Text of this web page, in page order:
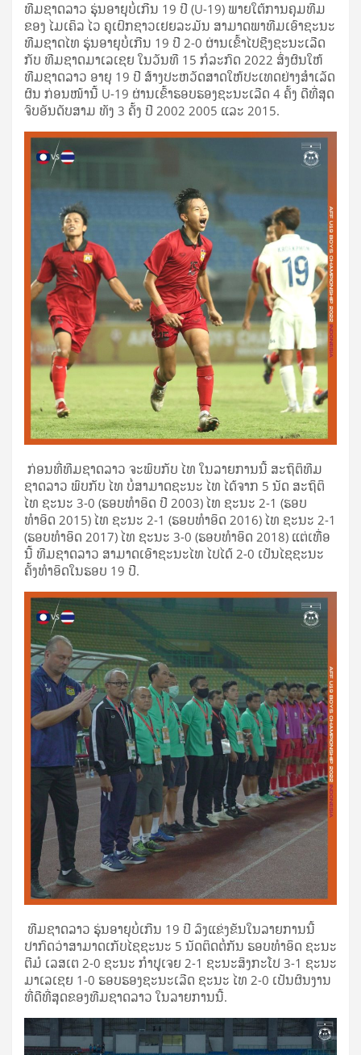
ທີມຊາດລາວ ຮຸ່ນອາຍຸບໍ່ເກີນ 19 ປີ (U-19) ພາຍໃຕ້ການຄຸມທີມ
ຂອງ ໄມເຄິລ ໄວ ຄູເຝິກຊາວເຢຍລະມັນ ສາມາດພາທີມເອົາຊະນະ
ທີມຊາດໄທ ຮຸ່ນອາຍຸບໍ່ເກີນ 19 ປີ 2-0 ຜ່ານເຂົ້າໄປຊີງຊະນະເລີດ
ກັບ ທີມຊາດມາເລເຊຍ ໃນວັນທີ 15 ກໍລະກົດ 2022 ສົ່ງຜົນໃຫ້
ທີມຊາດລາວ ອາຍຸ 19 ປີ ສ້າງປະຫວັດສາດໃຫ້ປະເທດຢ່າງສຳເລັດ
ຜົນ ກ່ອນໜ້ານີ້ U-19 ຜ່ານເຂົ້າຮອບຮອງຊະນະເລີດ 4 ຄັ້ງ ດີທີ່ສຸດ
ຈົບອັນດັບສາມ ທັງ 3 ຄັ້ງ ປີ 2002 2005 ແລະ 2015.
ກ່ອນທີ່ທີມຊາດລາວ ຈະພົບກັບ ໄທ ໃນລາຍການນີ້ ສະຖິຕິທີມ
ຊາດລາວ ພົບກັບ ໄທ ບໍ່ສາມາດຊະນະ ໄທ ໄດ້ຈາກ 5 ນັດ ສະຖິຕິ
ໄທ ຊະນະ 3-0 (ຮອບທຳອິດ ປີ 2003) ໄທ ຊະນະ 2-1 (ຮອບ
ທຳອິດ 2015) ໄທ ຊະນະ 2-1 (ຮອບທຳອິດ 2016) ໄທ ຊະນະ 2-1
(ຮອບທຳອິດ 2017) ໄທ ຊະນະ 3-0 (ຮອບທຳອິດ 2018) ແຕ່ເທື່ອ
ນີ້ ທີມຊາດລາວ ສາມາດເອົາຊະນະໄທ ໄປໄດ້ 2-0 ເປັນໄຊຊະນະ
ຄັ້ງທຳອິດໃນຮອບ 19 ປີ.
ທີມຊາດລາວ ຮຸ່ນອາຍຸບໍ່ເກີນ 19 ປີ ລົງແຂ່ງຂັນໃນລາຍການນີ້
ປາກົດວ່າສາມາດເກັບໄຊຊະນະ 5 ນັດຕິດຕໍ່ກັນ ຮອບທຳອິດ ຊະນະ
ຕີມໍ ເລສເຕ 2-0 ຊະນະ ກຳປູເຈຍ 2-1 ຊະນະສິງກະໂປ 3-1 ຊະນະ
ມາເລເຊຍ 1-0 ຮອບຮອງຊະນະເລີດ ຊະນະ ໄທ 2-0 ເປັນຜົນງານ
ທີ່ດີທີ່ສຸດຂອງທີມຊາດລາວ ໃນລາຍການນີ້.